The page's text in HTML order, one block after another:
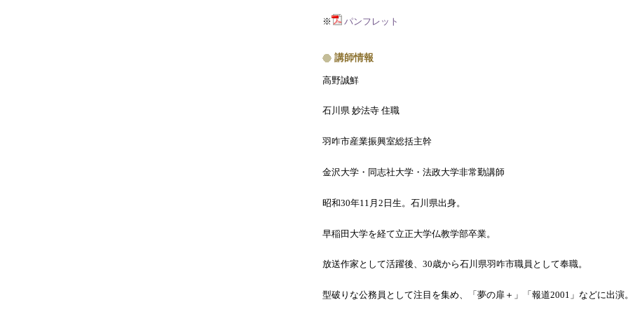
※ パンフレット
講師情報
高野誠鮮
石川県 妙法寺 住職
羽咋市産業振興室総括主幹
金沢大学・同志社大学・法政大学非常勤講師
昭和30年11月2日生。石川県出身。
早稲田大学を経て立正大学仏教学部卒業。
放送作家として活躍後、30歳から石川県羽咋市職員として奉職。
型破りな公務員として注目を集め、「夢の扉＋」「報道2001」などに出演